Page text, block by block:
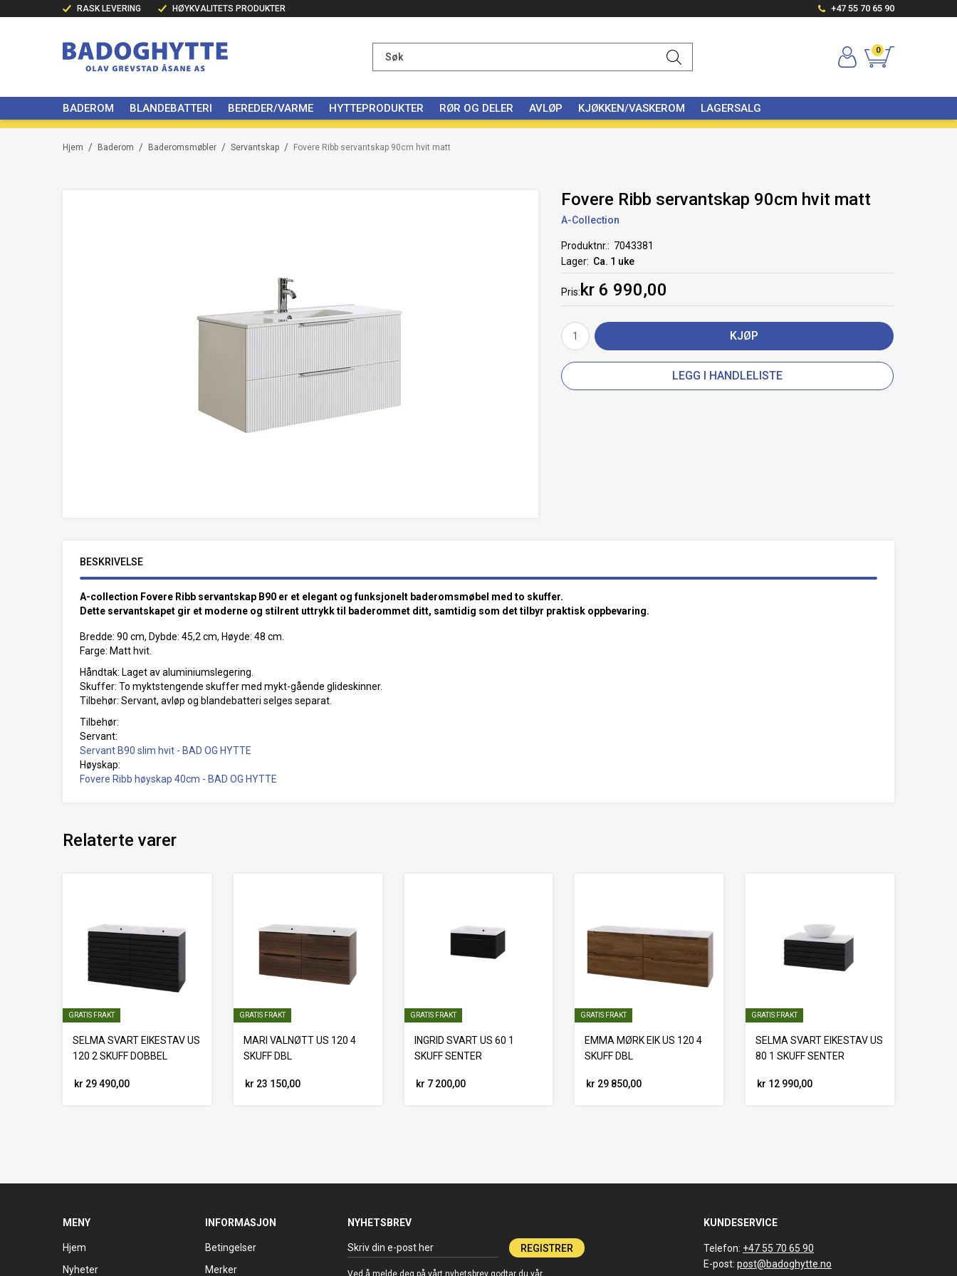
RASK LEVERING HØYKVALITETS PRODUKTER +47 55 70 65 90
0
BADEROM BLANDEBATTERI BEREDER/VARME HYTTEPRODUKTER RØR OG DELER AVLØP KJØKKEN/VASKEROM LAGERSALG
/
Hjem /
Baderom /
Baderomsmøbler /
Servantskap Fovere Ribb servantskap 90cm hvit matt
Fovere Ribb servantskap 90cm hvit matt
A-Collection
Produktnr.
7043381
Lager
Ca. 1 uke
Pris kr 6 990,00
KJØP
LEGG I HANDLELISTE
BESKRIVELSE
A-collection Fovere Ribb servantskap B90 er et elegant og funksjonelt baderomsmøbel med to skuffer.
Dette servantskapet gir et moderne og stilrent uttrykk til baderommet ditt, samtidig som det tilbyr praktisk oppbevaring.
Bredde: 90 cm, Dybde: 45,2 cm, Høyde: 48 cm.
Farge: Matt hvit.
Håndtak: Laget av aluminiumslegering.
Skuffer: To myktstengende skuffer med mykt-gående glideskinner.
Tilbehør: Servant, avløp og blandebatteri selges separat.
Tilbehør:
Servant:
Servant B90 slim hvit - BAD OG HYTTE
Høyskap:
Fovere Ribb høyskap 40cm - BAD OG HYTTE
Relaterte varer
GRATIS FRAKT
SELMA SVART EIKESTAV US
120 2 SKUFF DOBBEL
kr 29 490,00
GRATIS FRAKT
MARI VALNØTT US 120 4
SKUFF DBL
kr 23 150,00
GRATIS FRAKT
INGRID SVART US 60 1
SKUFF SENTER
kr 7 200,00
GRATIS FRAKT
EMMA MØRK EIK US 120 4
SKUFF DBL
kr 29 850,00
GRATIS FRAKT
SELMA SVART EIKESTAV US
80 1 SKUFF SENTER
kr 12 990,00
MENY
Hjem
Nyheter
INFORMASJON
Betingelser
Merker
NYHETSBREV
REGISTRER
Ved å melde deg på vårt nyhetsbrev godtar du vår
KUNDESERVICE
Telefon: +47 55 70 65 90
E-post: post@badoghytte.no